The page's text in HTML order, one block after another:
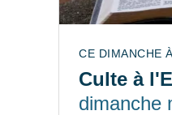
CE DIMANCHE
Culte à
dimanche